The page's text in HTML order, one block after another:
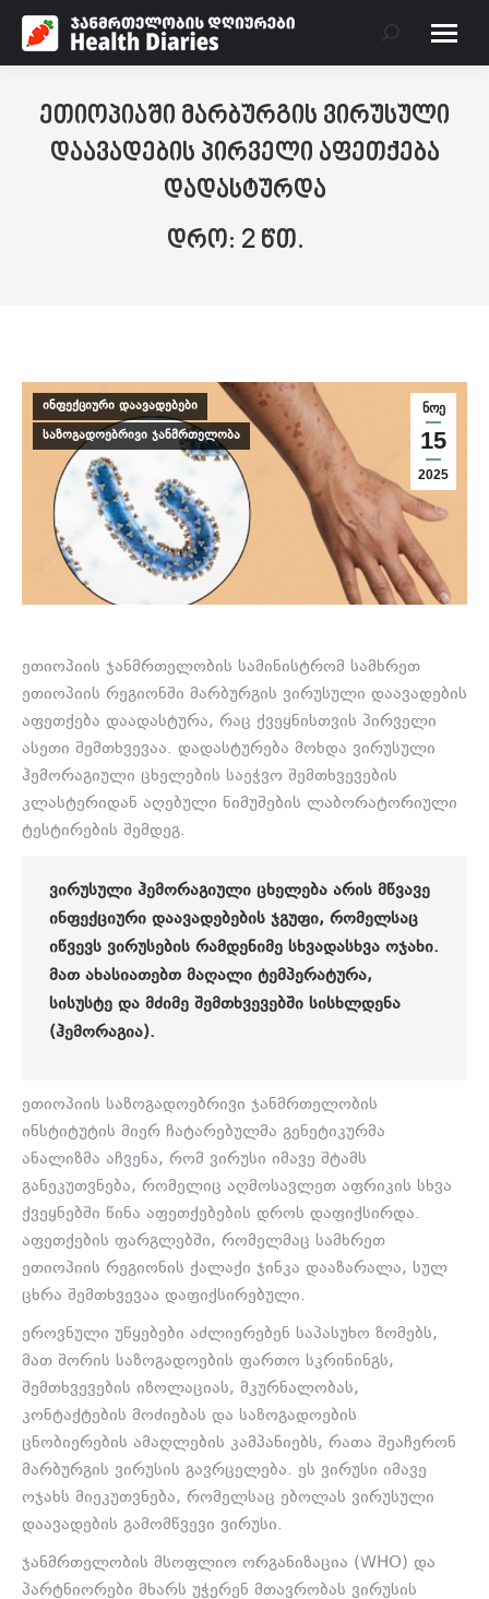
Search:
ეთიოპიაში მარბურგის ვირუსული
დაავადების პირველი აფეთქება
დადასტურდა
ნოე
15
2025
ინფექციური დაავადებები
საზოგადოებრივი ჯანმრთელობა
ეთიოპიის ჯანმრთელობის სამინისტრომ სამხრეთ
ეთიოპიის რეგიონში მარბურგის ვირუსული დაავადების
აფეთქება დაადასტურა, რაც ქვეყნისთვის პირველი
ასეთი შემთხვევაა. დადასტურება მოხდა ვირუსული
ჰემორაგიული ცხელების საეჭვო შემთხვევების
კლასტერიდან აღებული ნიმუშების ლაბორატორიული
ტესტირების შემდეგ.
ᲕᲘᲠᲣᲡᲣᲚᲘ ᲰᲔᲛᲝᲠᲐᲒᲘᲣᲚᲘ ᲪᲮᲔᲚᲔᲑᲐ ᲐᲠᲘᲡ ᲛᲬᲕᲐᲕᲔ
ᲘᲜᲤᲔᲥᲪᲘᲣᲠᲘ ᲓᲐᲐᲕᲐᲓᲔᲑᲔᲑᲘᲡ ᲯᲒᲣᲤᲘ, ᲠᲝᲛᲔᲚᲡᲐᲪ
ᲘᲬᲕᲔᲕᲡ ᲕᲘᲠᲣᲡᲔᲑᲘᲡ ᲠᲐᲛᲓᲔᲜᲘᲛᲔ ᲡᲮᲕᲐᲓᲐᲡᲮᲕᲐ ᲝᲯᲐᲮᲘ.
ᲛᲐᲗ ᲐᲮᲐᲡᲘᲐᲗᲔᲑᲗ ᲛᲐᲦᲐᲚᲘ ᲢᲔᲛᲞᲔᲠᲐᲢᲣᲠᲐ,
ᲡᲘᲡᲣᲡᲢᲔ ᲓᲐ ᲛᲫᲘᲛᲔ ᲨᲔᲛᲗᲮᲕᲔᲕᲔᲑᲨᲘ ᲡᲘᲡᲮᲚᲓᲔᲜᲐ
(ᲰᲔᲛᲝᲠᲐᲒᲘᲐ).
ეთიოპიის საზოგადოებრივი ჯანმრთელობის
ინსტიტუტის მიერ ჩატარებულმა გენეტიკურმა
ანალიზმა აჩვენა, რომ ვირუსი იმავე შტამს
განეკუთვნება, რომელიც აღმოსავლეთ აფრიკის სხვა
ქვეყნებში წინა აფეთქებების დროს დაფიქსირდა.
აფეთქების ფარგლებში, რომელმაც სამხრეთ
ეთიოპიის რეგიონის ქალაქი ჯინკა დააზარალა, სულ
ცხრა შემთხვევაა დაფიქსირებული.
ეროვნული უწყებები აძლიერებენ საპასუხო ზომებს,
მათ შორის საზოგადოების ფართო სკრინინგს,
შემთხვევების იზოლაციას, მკურნალობას,
კონტაქტების მოძიებას და საზოგადოების
ცნობიერების ამაღლების კამპანიებს, რათა შეაჩერონ
მარბურგის ვირუსის გავრცელება. ეს ვირუსი იმავე
ოჯახს მიეკუთვნება, რომელსაც ებოლას ვირუსული
დაავადების გამომწვევი ვირუსი.
ჯანმრთელობის მსოფლიო ორგანიზაცია (WHO) და
პარტნიორები მხარს უჭერენ მთავრობას ვირუსის